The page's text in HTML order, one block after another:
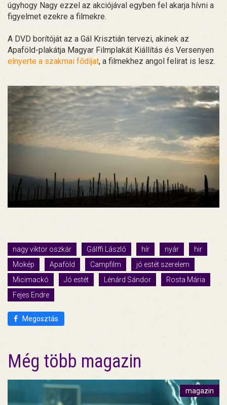
úgyhogy Nagy ezzel az akciójával egyben fel akarja hívni a
figyelmet ezekre a filmekre.
A DVD borítóját az a Gál Krisztián tervezi, akinek az
Apaföld-plakátja Magyar Filmplakát Kiállítás és Versenyen
elnyerte a szakmai fődíjat, a filmekhez angol felirat is lesz.
nagy viktor oszkár Gálffi László hír nyár
hir
Mokép
Apaföld Campfilm
jó estét szerelem
Micimackó
Jó estét Lénárd Sándor
Rosta Mária
Fejes Endre
Megosztás
Még több magazin
magazin